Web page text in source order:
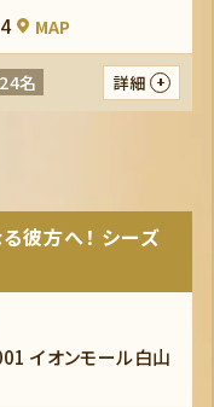
MAP
名 詳細
彼方へ！ シーズ
イオンモール白山